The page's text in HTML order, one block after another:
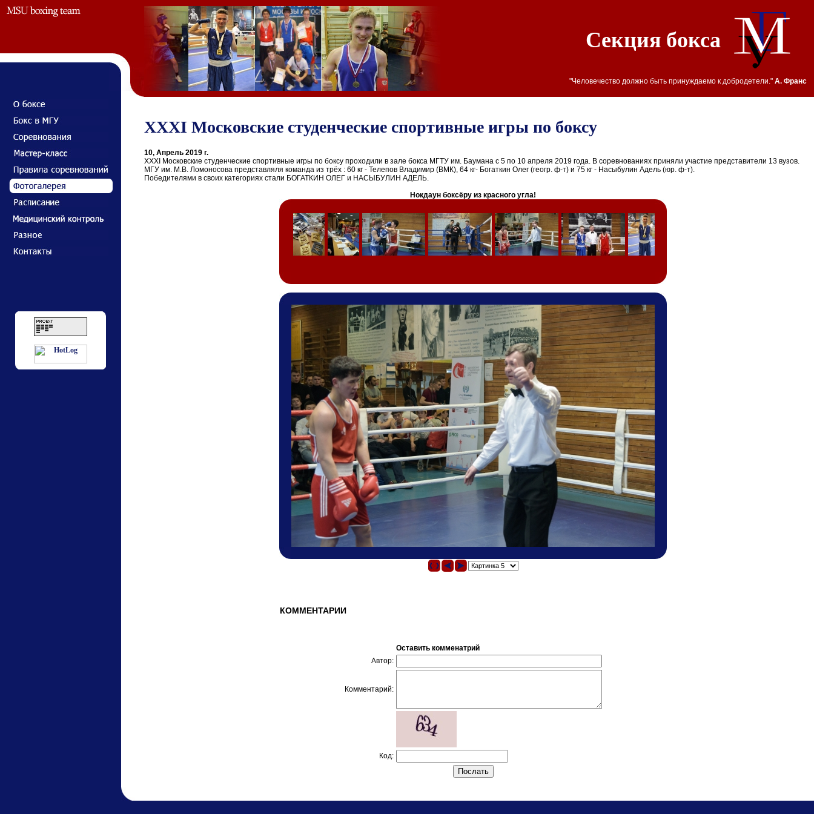
Секция бокса
"Человечество должно быть принуждаемо к добродетели." А. Франс
ХХХI Московские студенческие спортивные игры по боксу
10, Апрель 2019 г.
ХХХI Московские студенческие спортивные игры по боксу проходили в зале бокса МГТУ им. Баумана с 5 по 10 апреля 2019 года. В соревнованиях приняли участие представители 13 вузов.
МГУ им. М.В. Ломоносова представляля команда из трёх : 60 кг - Телепов Владимир (ВМК), 64 кг- Богаткин Олег (геогр. ф-т) и 75 кг - Насыбулин Адель (юр. ф-т).
Победителями в своих категориях стали БОГАТКИН ОЛЕГ и НАСЫБУЛИН АДЕЛЬ.
Нокдаун боксёру из красного угла!
КОММЕНТАРИИ
Оставить комменатрий
Автор:
Комментарий:
Код: